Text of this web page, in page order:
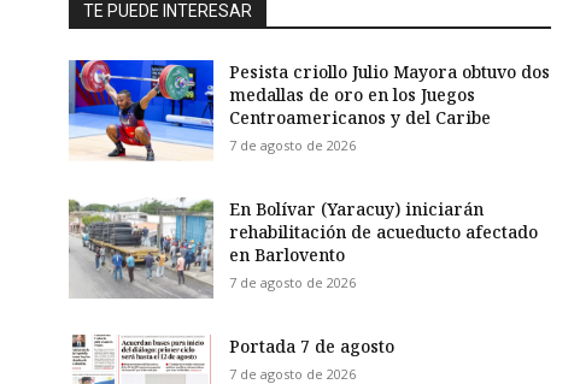
TE PUEDE INTERESAR
Pesista criollo Julio Mayora obtuvo dos
medallas de oro en los Juegos
Centroamericanos y del Caribe
7 de agosto de 2026
En Bolívar (Yaracuy) iniciarán
rehabilitación de acueducto afectado
en Barlovento
7 de agosto de 2026
Portada 7 de agosto
7 de agosto de 2026